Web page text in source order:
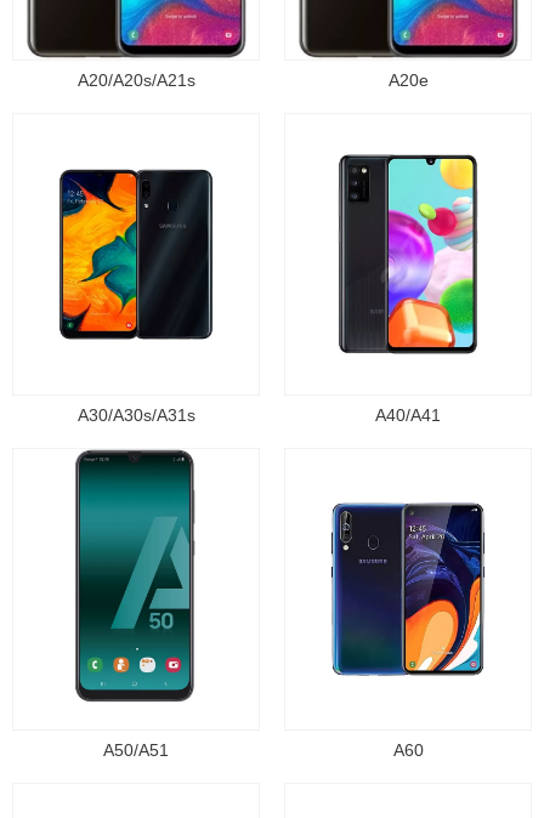
A20/A20s/A21s A20e
A30/A30s/A31s A40/A41
A50/A51 A60